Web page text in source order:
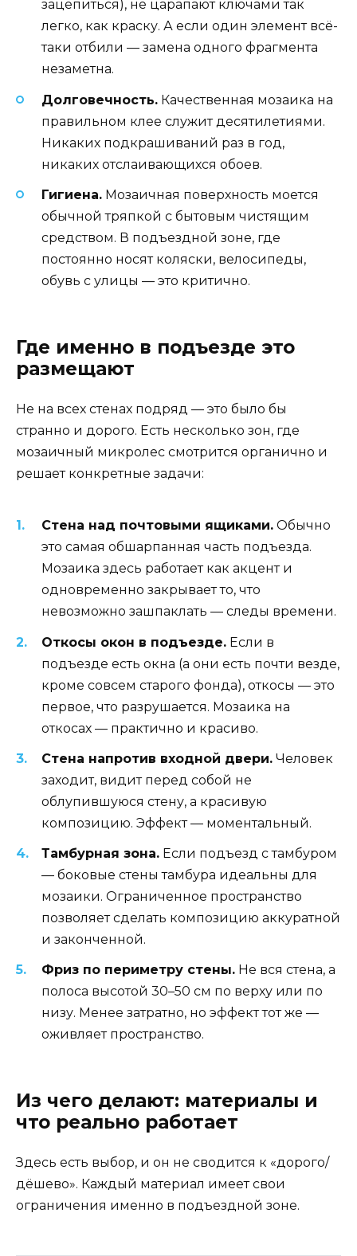
зацепиться), не царапают ключами так
легко, как краску. А если один элемент всё-
таки отбили — замена одного фрагмента
незаметна.
Долговечность. Качественная мозаика на
правильном клее служит десятилетиями.
Никаких подкрашиваний раз в год,
никаких отслаивающихся обоев.
Гигиена. Мозаичная поверхность моется
обычной тряпкой с бытовым чистящим
средством. В подъездной зоне, где
постоянно носят коляски, велосипеды,
обувь с улицы — это критично.
Где именно в подъезде это
размещают
Не на всех стенах подряд — это было бы
странно и дорого. Есть несколько зон, где
мозаичный микролес смотрится органично и
решает конкретные задачи:
Стена над почтовыми ящиками. Обычно
это самая обшарпанная часть подъезда.
Мозаика здесь работает как акцент и
одновременно закрывает то, что
невозможно зашпаклать — следы времени.
Откосы окон в подъезде. Если в
подъезде есть окна (а они есть почти везде,
кроме совсем старого фонда), откосы — это
первое, что разрушается. Мозаика на
откосах — практично и красиво.
Стена напротив входной двери. Человек
заходит, видит перед собой не
облупившуюся стену, а красивую
композицию. Эффект — моментальный.
Тамбурная зона. Если подъезд с тамбуром
— боковые стены тамбура идеальны для
мозаики. Ограниченное пространство
позволяет сделать композицию аккуратной
и законченной.
Фриз по периметру стены. Не вся стена, а
полоса высотой 30–50 см по верху или по
низу. Менее затратно, но эффект тот же —
оживляет пространство.
Из чего делают: материалы и
что реально работает
Здесь есть выбор, и он не сводится к «дорого/
дёшево». Каждый материал имеет свои
ограничения именно в подъездной зоне.